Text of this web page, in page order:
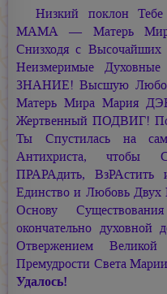
Низкий поклон
МАМА — Матерь
Снизходя с
Неизмеримые
ЗНАНИЕ! Высшую
Матерь Мира Мария
Жертвенный ПОДВИГ!
Ты Спустилась на
Антихриста, чтобы
ПРАРАдить, ВзРАстить
Единство и Любовь
Основу
окончательно духовной
Отвержением
Премудрости Света
Удалось!